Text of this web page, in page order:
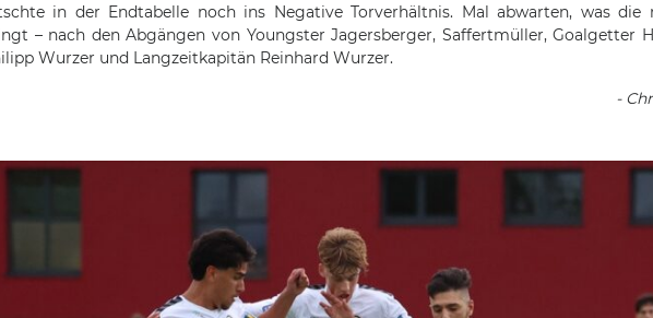
in der Endtabelle noch ins Negative Torverhältnis. Mal abwarten, was die
– nach den Abgängen von Youngster Jagersberger, Saffertmüller, Goalgetter
Wurzer und Langzeitkapitän Reinhard Wurzer.
-